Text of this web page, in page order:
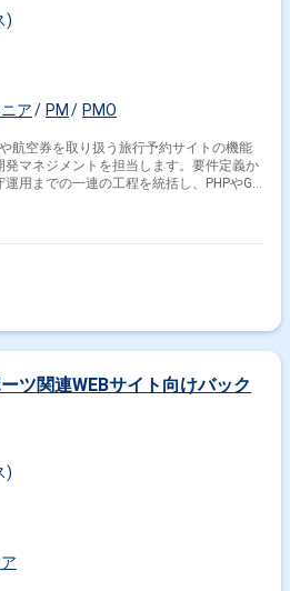
)
ア
PM PMO
マネジメントを担当します。要件定義か
用までの一連の工程を統括し、PHPやGo
と実行を行い、大規模サービスの安定稼
ツ関連WEBサイト向けバック
)